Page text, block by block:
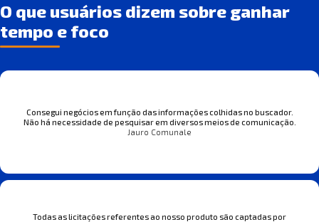
O que usuários dizem sobre ganhar
tempo e foco
Consegui negócios em função das informações colhidas no buscador.
Não há necessidade de pesquisar em diversos meios de comunicação.
Jauro Comunale
Todas as licitações referentes ao nosso produto são captadas por